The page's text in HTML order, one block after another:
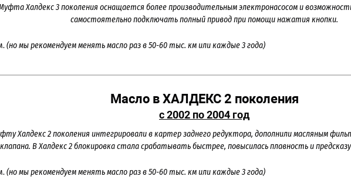
Халдекс 3 поколения оснащается более производительным электронасосом и
самостоятельно подключать полный привод при помощи нажатия кнопки.
(но мы рекомендуем менять масло раз в 50-60 тыс. км или каждые 3 года)
Масло в ХАЛДЕКС 2 поколения
с 2002 по 2004 год
Халдекс 2 поколения интегрировали в картер заднего редуктора, дополнили масляным
клапана. В Халдекс 2 блокировка стала срабатывать быстрее, повысилась плавность и
(но мы рекомендуем менять масло раз в 50-60 тыс. км или каждые 3 года)